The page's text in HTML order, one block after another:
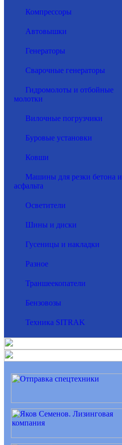
Компрессоры
Автовышки
Генераторы
Сварочные генераторы
Гидромолоты и отбойные
молотки
Вилочные погрузчики
Буровые установки
Ковши
Машины для резки бетона и
асфальта
Осветители
Шины и диски
Гусеницы и накладки
Разное
Траншеекопатели
Бензовозы
Техника SITRAK